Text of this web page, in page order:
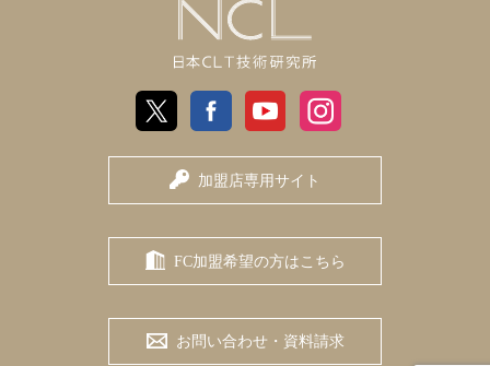
日
本
CLT
技
術
研
X Facebook Youtube Instagram
加盟店専用サイト
FC加盟希望の方はこちら
お問い合わせ・資料請求